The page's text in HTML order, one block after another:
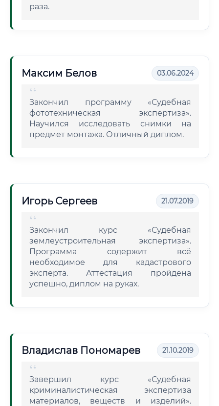
раза.
Максим Белов 03.06.2024
Закончил программу «Судебная
фототехническая экспертиза».
Научился исследовать снимки на
предмет монтажа. Отличный диплом.
Игорь Сергеев 21.07.2019
Закончил курс «Судебная
землеустроительная экспертиза».
Программа содержит всё
необходимое для кадастрового
эксперта. Аттестация пройдена
успешно, диплом на руках.
Владислав Пономарев 21.10.2019
Завершил курс «Судебная
криминалистическая экспертиза
материалов, веществ и изделий».